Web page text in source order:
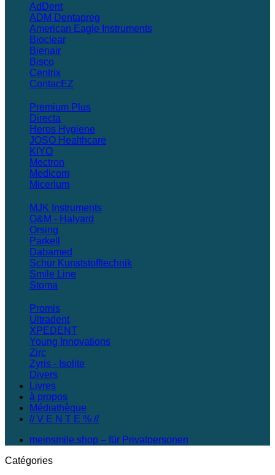
AdDent
ADM Dentapreg
American Eagle Instruments
Bioclear
Bienair
Bisco
Centrix
ContacEZ
Premium Plus
Directa
Heros Hygiene
JOSO Healthcare
KIYO
Mectron
Medicom
Micerium
MJK Instruments
O&M - Halyard
Orsing
Parkell
Dabamed
Schür Kunststofftechnik
Smile Line
Stoma
Promis
Ultradent
XPEDENT
Young Innovations
Zirc
Zyris - Isolite
Divers
Livres
à propos
Médiathèque
// V E N T E % //
meinsmile.shop – für Privatpersonen
Catégories